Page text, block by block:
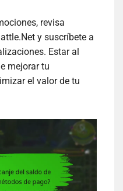
revisa
y suscríbete a
Estar al
mejorar tu
el valor de tu